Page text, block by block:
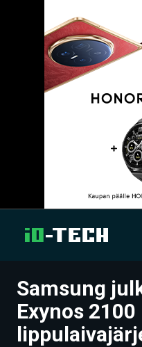
UUTISET
ARTIKKELIT
Samsung
Exynos 2100